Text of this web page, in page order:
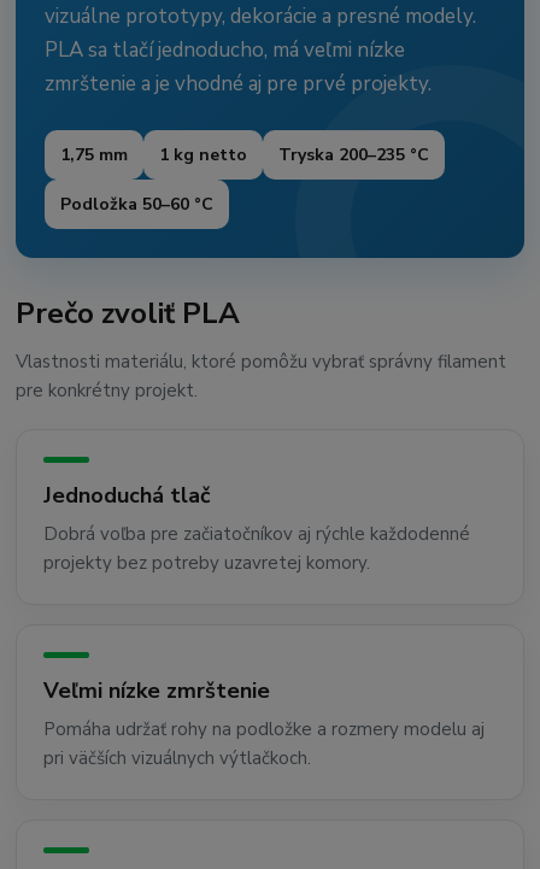
vizuálne prototypy, dekorácie a presné modely.
PLA sa tlačí jednoducho, má veľmi nízke
zmrštenie a je vhodné aj pre prvé projekty.
1,75 mm 1 kg netto Tryska 200–235 °C
Podložka 50–60 °C
Prečo zvoliť PLA
Vlastnosti materiálu, ktoré pomôžu vybrať správny filament
pre konkrétny projekt.
Jednoduchá tlač
Dobrá voľba pre začiatočníkov aj rýchle každodenné
projekty bez potreby uzavretej komory.
Veľmi nízke zmrštenie
Pomáha udržať rohy na podložke a rozmery modelu aj
pri väčších vizuálnych výtlačkoch.